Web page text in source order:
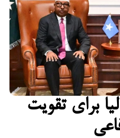
برای تقویت